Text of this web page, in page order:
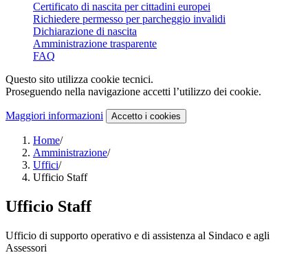
Certificato di nascita per cittadini europei
Richiedere permesso per parcheggio invalidi
Dichiarazione di nascita
Amministrazione trasparente
FAQ
Questo sito utilizza cookie tecnici.
Proseguendo nella navigazione accetti l’utilizzo dei cookie.
Maggiori informazioni Accetto i cookies
Home/
Amministrazione/
Uffici/
Ufficio Staff
Ufficio Staff
Ufficio di supporto operativo e di assistenza al Sindaco e agli
Assessori